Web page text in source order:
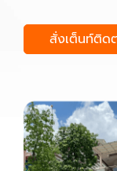
สั่งเต็นท์ติด